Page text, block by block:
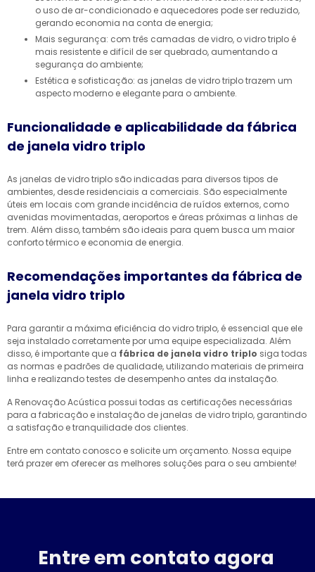
o uso de ar-condicionado e aquecedores pode ser reduzido,
gerando economia na conta de energia;
Mais segurança: com três camadas de vidro, o vidro triplo é
mais resistente e difícil de ser quebrado, aumentando a
segurança do ambiente;
Estética e sofisticação: as janelas de vidro triplo trazem um
aspecto moderno e elegante para o ambiente.
Funcionalidade e aplicabilidade da fábrica
de janela vidro triplo
As janelas de vidro triplo são indicadas para diversos tipos de
ambientes, desde residenciais a comerciais. São especialmente
úteis em locais com grande incidência de ruídos externos, como
avenidas movimentadas, aeroportos e áreas próximas a linhas de
trem. Além disso, também são ideais para quem busca um maior
conforto térmico e economia de energia.
Recomendações importantes da fábrica de
janela vidro triplo
Para garantir a máxima eficiência do vidro triplo, é essencial que ele
seja instalado corretamente por uma equipe especializada. Além
disso, é importante que a fábrica de janela vidro triplo siga todas
as normas e padrões de qualidade, utilizando materiais de primeira
linha e realizando testes de desempenho antes da instalação.
A Renovação Acústica possui todas as certificações necessárias
para a fabricação e instalação de janelas de vidro triplo, garantindo
a satisfação e tranquilidade dos clientes.
Entre em contato conosco e solicite um orçamento. Nossa equipe
terá prazer em oferecer as melhores soluções para o seu ambiente!
Entre em contato agora